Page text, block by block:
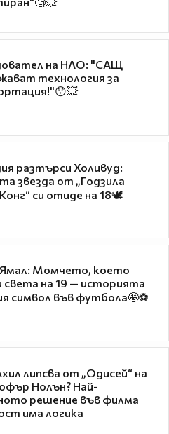
на НЛО: "САЩ
технология за
разтърси Холивуд:
звезда от „Годзила
си отиде на 18🕊️
Момчето, което
света на 19 — историята
символ във футбола🤩⚽
липсва от „Одисей“ на
Нолън? Най-
решение във филма
има логика